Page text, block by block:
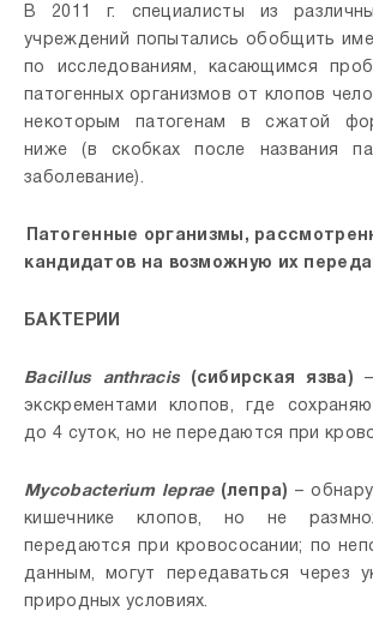
В 2011 г. специалисты из
учреждений попытались обобщить
по исследованиям, касающимся
патогенных организмов от клопов
некоторым патогенам в сжатой
ниже (в скобках после названия
заболевание).
Патогенные организмы,
кандидатов на возможную их
БАКТЕРИИ
Bacillus anthracis (сибирская язва)
экскрементами клопов, где
до 4 суток, но не передаются при
Mycobacterium leprae(лепра) –
кишечнике клопов, но не
передаются при кровососании; по
данным, могут передаваться через
природных условиях.